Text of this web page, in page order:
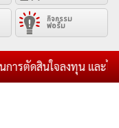
กิจกรรม
ฟอรั่ม
ตัดสินใจลงทุน และไม่รั